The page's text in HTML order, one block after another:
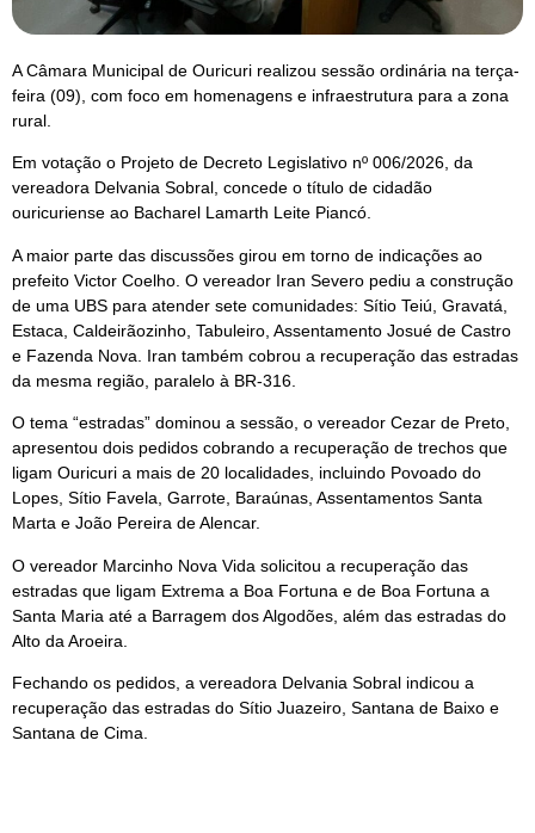
A Câmara Municipal de Ouricuri realizou sessão ordinária na terça-
feira (09), com foco em homenagens e infraestrutura para a zona
rural.
Em votação o Projeto de Decreto Legislativo nº 006/2026, da
vereadora Delvania Sobral, concede o título de cidadão
ouricuriense ao Bacharel Lamarth Leite Piancó.
A maior parte das discussões girou em torno de indicações ao
prefeito Victor Coelho. O vereador Iran Severo pediu a construção
de uma UBS para atender sete comunidades: Sítio Teiú, Gravatá,
Estaca, Caldeirãozinho, Tabuleiro, Assentamento Josué de Castro
e Fazenda Nova. Iran também cobrou a recuperação das estradas
da mesma região, paralelo à BR-316.
O tema “estradas” dominou a sessão, o vereador Cezar de Preto,
apresentou dois pedidos cobrando a recuperação de trechos que
ligam Ouricuri a mais de 20 localidades, incluindo Povoado do
Lopes, Sítio Favela, Garrote, Baraúnas, Assentamentos Santa
Marta e João Pereira de Alencar.
O vereador Marcinho Nova Vida solicitou a recuperação das
estradas que ligam Extrema a Boa Fortuna e de Boa Fortuna a
Santa Maria até a Barragem dos Algodões, além das estradas do
Alto da Aroeira.
Fechando os pedidos, a vereadora Delvania Sobral indicou a
recuperação das estradas do Sítio Juazeiro, Santana de Baixo e
Santana de Cima.